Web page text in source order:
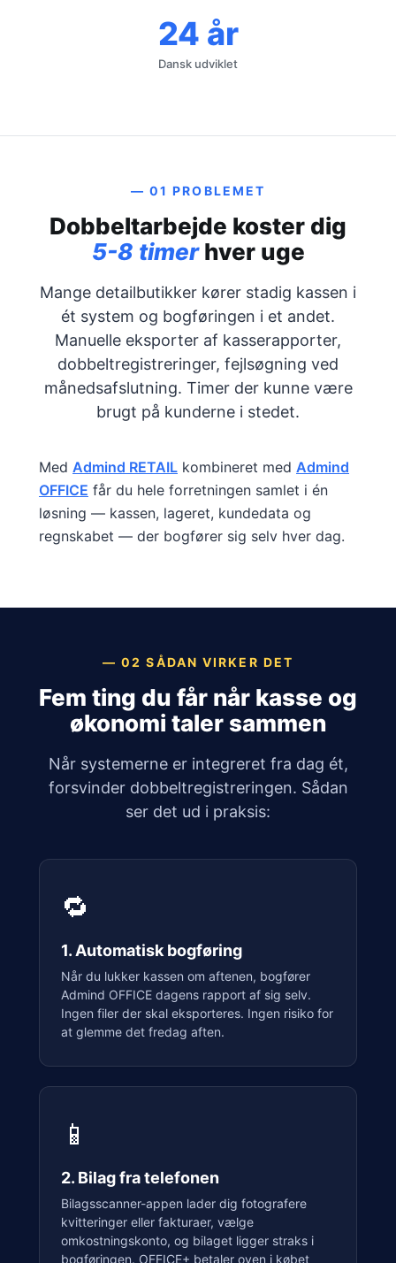
24 år
Dansk udviklet
— 01 PROBLEMET
Dobbeltarbejde koster dig
5-8 timerhver uge
Mange detailbutikker kører stadig kassen i
ét system og bogføringen i et andet.
Manuelle eksporter af kasserapporter,
dobbeltregistreringer, fejlsøgning ved
månedsafslutning. Timer der kunne være
brugt på kunderne i stedet.
Med Admind RETAIL kombineret med Admind
OFFICE får du hele forretningen samlet i én
løsning — kassen, lageret, kundedata og
regnskabet — der bogfører sig selv hver dag.
— 02 SÅDAN VIRKER DET
Fem ting du får når kasse og
økonomi taler sammen
Når systemerne er integreret fra dag ét,
forsvinder dobbeltregistreringen. Sådan
ser det ud i praksis:
🔁
1. Automatisk bogføring
Når du lukker kassen om aftenen, bogfører
Admind OFFICE dagens rapport af sig selv.
Ingen filer der skal eksporteres. Ingen risiko for
at glemme det fredag aften.
📱
2. Bilag fra telefonen
Bilagsscanner-appen lader dig fotografere
kvitteringer eller fakturaer, vælge
omkostningskonto, og bilaget ligger straks i
bogføringen. OFFICE+ betaler oven i købet